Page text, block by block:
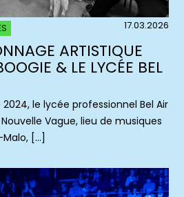
17.03.2026
ARTISTIQUE
& LE LYCÉE BEL
le lycée professionnel Bel Air
Vague, lieu de musiques
[…]